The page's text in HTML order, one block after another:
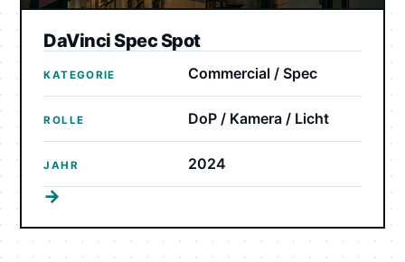
DaVinci Spec Spot
KATEGORIE Commercial / Spec
ROLLE DoP / Kamera / Licht
JAHR 2024
→